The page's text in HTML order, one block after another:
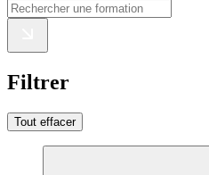
Filtrer
Tout effacer